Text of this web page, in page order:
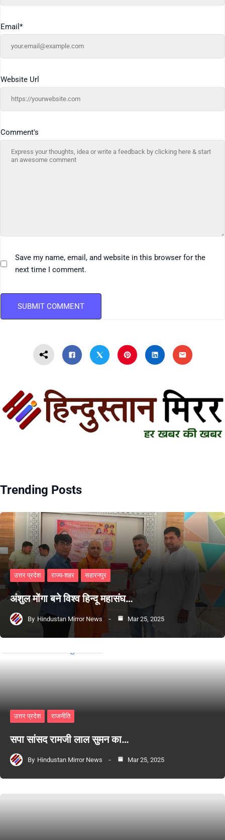
Comment's
Email *
Website Url
Save my name, email, and website in this browser for the
next time I comment.
Trending Posts
उत्तर प्रदेश राज्य-शहर सहारनपुर
अंशुल मोंगा बने विश्व हिन्दू महासंघ…
By Hindustan Mirror News Mar 25, 2025
उत्तर प्रदेश राजनीति
सपा सांसद रामजी लाल सुमन का…
By Hindustan Mirror News Mar 25, 2025